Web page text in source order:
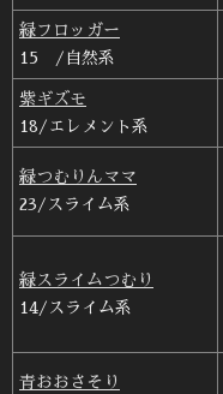
緑フロッガー
15 /自然系
紫ギズモ
18/エレメント系
緑つむりんママ
23/スライム系
緑スライムつむり
14/スライム系
青おおさそり